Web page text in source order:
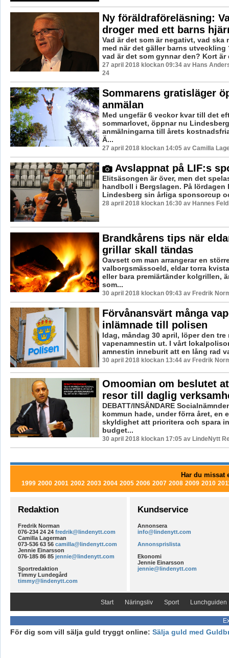
Ny föräldraföreläsning:
droger med ett barns
Vad är det som är negativt, vad ska
med när det gäller barns utveckling
vad är det som gynnar den? Kort är
27 april 2018 klockan 09:34 av Hans
24
Sommarens gratisläger
anmälan
Med ungefär 6 veckor kvar till det
sommarlovet, öppnar nu
anmälningarna till årets
Ä...
27 april 2018 klockan 14:05 av Camilla
Avslappnat på LIF:s
Elitsäsongen är över, men det
handboll i Bergslagen. På lördagen
Lindesberg sin årliga sponsorcup
28 april 2018 klockan 16:30 av Hannes
Brandkårens tips när
grillar skall tändas
Oavsett om man arrangerar en
valborgsmässoeld, eldar torra
eller bara premiärtänder kolgrillen,
som...
30 april 2018 klockan 09:43 av Fredrik
Förvånansvärt många
inlämnade till polisen
Idag, måndag 30 april, löper den tre
vapenamnestin ut. I vårt
amnestin inneburit att en lång rad
30 april 2018 klockan 13:44 av Fredrik
Omoomian om beslutet
resor till daglig
DEBATT/INSÄNDARE
kommun hade, under förra året, en
skyldighet att prioritera och spara
budget...
30 april 2018 klockan 17:05 av LindeNytt
Har du missat
1999 2000 2001 2002 2003 2004 2005 2006 2007 2008 2009 2010
Redaktion
Fredrik Norman
076-234 24 24 fredrik@lindenytt.com
Camilla Lagerman
073-536 63 56 camilla@lindenytt.com
Jennie Einarsson
076-185 86 85 jennie@lindenytt.com
Sportredaktion
Timmy Lundegård
timmy@lindenytt.com
Kundservice
Annonsera
info@lindenytt.com
Annonsprislista
Ekonomi
Jennie Einarsson
jennie@lindenytt.com
Start Näringsliv Sport Lunchguiden
För dig som vill sälja guld tryggt online: Sälja guld med